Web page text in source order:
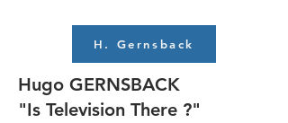
H. Gernsback
Hugo GERNSBACK
"Is Television There ?"